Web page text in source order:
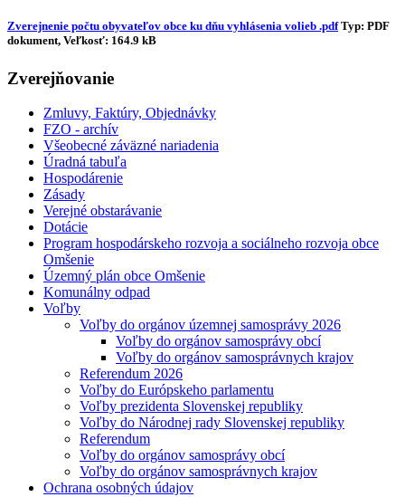
Zverejnenie počtu obyvateľov obce ku dňu vyhlásenia volieb .pdfTyp: PDF
dokument, Veľkosť: 164.9 kB
Zverejňovanie
Zmluvy, Faktúry, Objednávky
FZO - archív
Všeobecné záväzné nariadenia
Úradná tabuľa
Hospodárenie
Zásady
Verejné obstarávanie
Dotácie
Program hospodárskeho rozvoja a sociálneho rozvoja obce
Omšenie
Územný plán obce Omšenie
Komunálny odpad
Voľby
Voľby do orgánov územnej samosprávy 2026
Voľby do orgánov samosprávy obcí
Voľby do orgánov samosprávnych krajov
Referendum 2026
Voľby do Európskeho parlamentu
Voľby prezidenta Slovenskej republiky
Voľby do Národnej rady Slovenskej republiky
Referendum
Voľby do orgánov samosprávy obcí
Voľby do orgánov samosprávnych krajov
Ochrana osobných údajov